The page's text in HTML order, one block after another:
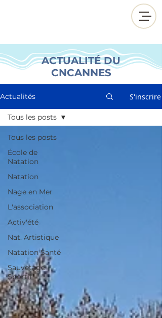
ACTUALITÉ DU
CNCANNES
Actualités S'inscrire
Tous les posts
École de
Natation
Natation
Nage en Mer
L'association
Activ'été
Nat. Artistique
Natation Santé
Sauvetage
Sportif
Tous les posts